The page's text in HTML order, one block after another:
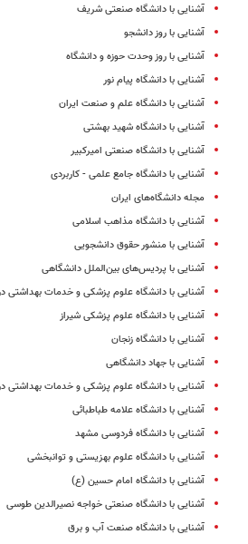
آشنایی با دانشگاه صنعتی شریف
آشنایی با روز دانشجو
آشنایی با روز وحدت حوزه و دانشگاه
آشنایی با دانشگاه پیام نور
آشنایی با دانشگاه علم و صنعت ایران
آشنایی با دانشگاه شهید بهشتی
آشنایی با دانشگاه صنعتی امیرکبیر
آشنایی با دانشگاه جامع علمی - کاربردی
مجله دانشگاه‌های ایران
آشنایی با دانشگاه مذاهب اسلامی
آشنایی با منشور حقوق دانشجویی
آشنایی با پردیس‌های بین‌الملل دانشگاهی
آشنایی با دانشگاه علوم پزشکی و خدمات بهداشتی
آشنایی با دانشگاه علوم پزشکی شیراز
آشنایی با دانشگاه زنجان
آشنایی با جهاد دانشگاهی
آشنایی با دانشگاه علوم پزشکی و خدمات بهداشتی
آشنایی با دانشگاه علامه طباطبائی
آشنایی با دانشگاه فردوسی مشهد
آشنایی با دانشگاه علوم بهزیستی و توانبخشی
آشنایی با دانشگاه امام حسین (ع)
آشنایی با دانشگاه صنعتی خواجه نصیرالدین طوسی
آشنایی با دانشگاه صنعت آب و برق